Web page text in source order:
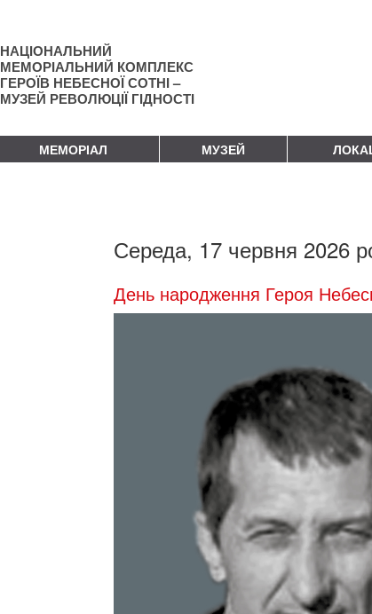
НАЦІОНАЛЬНИЙ
МЕМОРІАЛЬНИЙ КОМПЛЕКС
ГЕРОЇВ НЕБЕСНОЇ СОТНІ –
МУЗЕЙ РЕВОЛЮЦІЇ ГІДНОСТІ
МЕМОРІАЛ МУЗЕЙ
Середа, 17 червня 2026
День народження Героя